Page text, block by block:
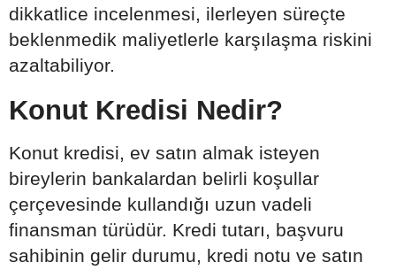
dikkatlice incelenmesi, ilerleyen süreçte
beklenmedik maliyetlerle karşılaşma riskini
azaltabiliyor.
Konut Kredisi Nedir?
Konut kredisi, ev satın almak isteyen
bireylerin bankalardan belirli koşullar
çerçevesinde kullandığı uzun vadeli
finansman türüdür. Kredi tutarı, başvuru
sahibinin gelir durumu, kredi notu ve satın